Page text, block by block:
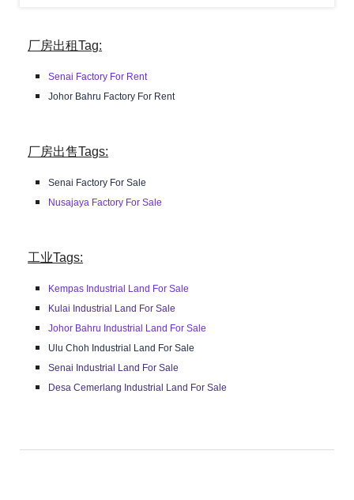
厂房出租Tag:
Senai Factory For Rent
Johor Bahru Factory For Rent
厂房出售Tags:
Senai Factory For Sale
Nusajaya Factory For Sale
工业Tags:
Kempas Industrial Land For Sale
Kulai Industrial Land For Sale
Johor Bahru Industrial Land For Sale
Ulu Choh Industrial Land For Sale
Senai Industrial Land For Sale
Desa Cemerlang Industrial Land For Sale